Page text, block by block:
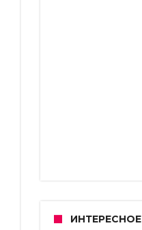
ИНТЕРЕСНОЕ